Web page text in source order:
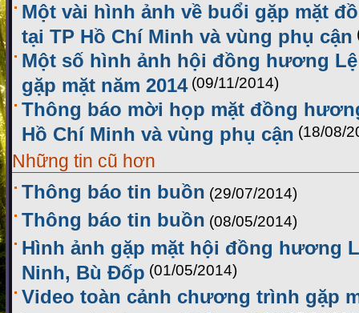
Một vài hình ảnh về buổi gặp mặt
tại TP Hồ Chí Minh và vùng phụ cận
Một số hình ảnh hội đồng hương
gặp mặt năm 2014 (09/11/2014)
Thông báo mời họp mặt đồng
Hồ Chí Minh và vùng phụ cận (18/08/
Những tin cũ hơn
Thông báo tin buồn (29/07/2014)
Thông báo tin buồn (08/05/2014)
Hình ảnh gặp mặt hội đồng hương
Ninh, Bù Đốp (01/05/2014)
Video toàn cảnh chương trình gặp